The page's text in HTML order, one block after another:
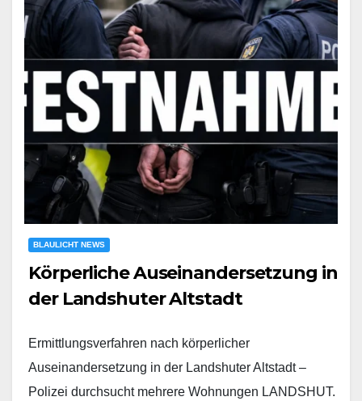
BLAULICHT NEWS
Körperliche Auseinandersetzung in
der Landshuter Altstadt
Ermittlungsverfahren nach körperlicher
Auseinandersetzung in der Landshuter Altstadt –
Polizei durchsucht mehrere Wohnungen LANDSHUT.